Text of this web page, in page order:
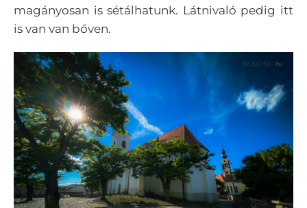
magányosan is sétálhatunk. Látnivaló pedig itt
is van van bőven.